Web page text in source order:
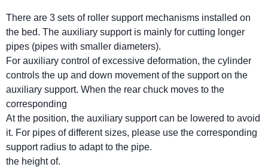
There are 3 sets of roller support mechanisms installed on
the bed. The auxiliary support is mainly for cutting longer
pipes (pipes with smaller diameters).
For auxiliary control of excessive deformation, the cylinder
controls the up and down movement of the support on the
auxiliary support. When the rear chuck moves to the
corresponding
At the position, the auxiliary support can be lowered to avoid
it. For pipes of different sizes, please use the corresponding
support radius to adapt to the pipe.
the height of.